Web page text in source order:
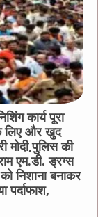
कार्य पूरा
लिए और खुद
मोदी,पुलिस की
एम.डी. ड्रग्स
निशाना बनाकर
पर्दाफाश,